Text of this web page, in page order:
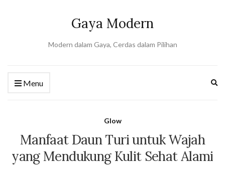
Gaya Modern
Modern dalam Gaya, Cerdas dalam Pilihan
Menu
Glow
Manfaat Daun Turi untuk Wajah
yang Mendukung Kulit Sehat Alami